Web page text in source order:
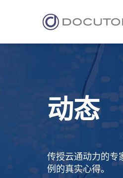
动态
传授云通动力的专
例的真实心得。